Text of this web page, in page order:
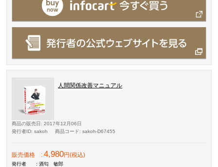
人間関係改善マニュアル
商品の販売日 : 2017年12月06日
発行者ID: sakoh 商品コード: sakoh-D67455
販売価格 :4,980円(税込)
発行者
: 酒匂 敏郎